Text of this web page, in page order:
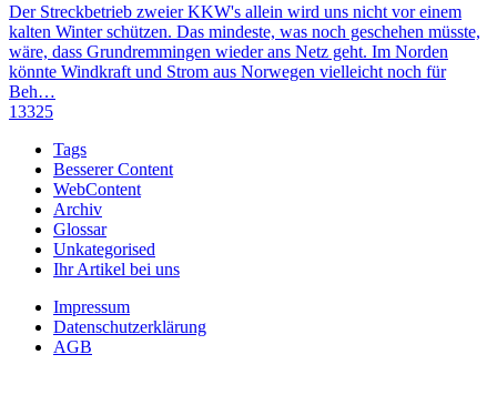
Der Streckbetrieb zweier KKW's allein wird uns nicht vor einem
kalten Winter schützen. Das mindeste, was noch geschehen müsste,
wäre, dass Grundremmingen wieder ans Netz geht. Im Norden
könnte Windkraft und Strom aus Norwegen vielleicht noch für
Beh…
13325
Tags
Besserer Content
WebContent
Archiv
Glossar
Unkategorised
Ihr Artikel bei uns
Impressum
Datenschutzerklärung
AGB